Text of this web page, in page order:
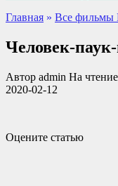
Главная » Все фильмы
Человек-
Автор admin На чтение
2020-02-12
Оцените статью